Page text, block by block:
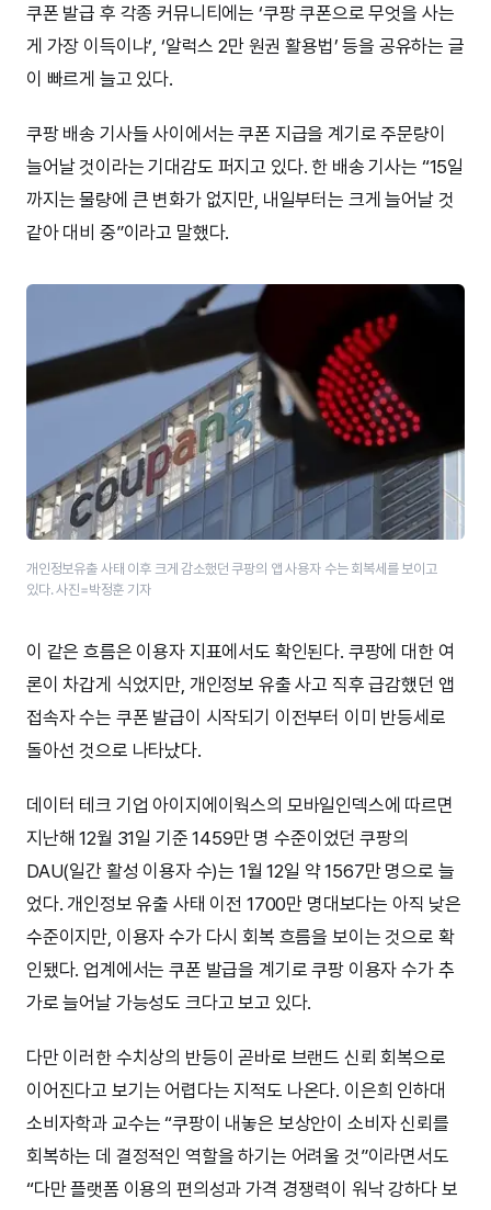
쿠폰 발급 후 각종 커뮤니티에는 ‘쿠팡 쿠폰으로 무엇을 사는
게 가장 이득이냐’, ‘알럭스 2만 원권 활용법’ 등을 공유하는 글
이 빠르게 늘고 있다.
쿠팡 배송 기사들 사이에서는 쿠폰 지급을 계기로 주문량이
늘어날 것이라는 기대감도 퍼지고 있다. 한 배송 기사는 “15일
까지는 물량에 큰 변화가 없지만, 내일부터는 크게 늘어날 것
같아 대비 중”이라고 말했다.
개인정보유출 사태 이후 크게 감소했던 쿠팡의 앱 사용자 수는 회복세를 보이고
있다. 사진=박정훈 기자
이 같은 흐름은 이용자 지표에서도 확인된다. 쿠팡에 대한 여
론이 차갑게 식었지만, 개인정보 유출 사고 직후 급감했던 앱
접속자 수는 쿠폰 발급이 시작되기 이전부터 이미 반등세로
돌아선 것으로 나타났다.
데이터 테크 기업 아이지에이웍스의 모바일인덱스에 따르면
지난해 12월 31일 기준 1459만 명 수준이었던 쿠팡의
DAU(일간 활성 이용자 수)는 1월 12일 약 1567만 명으로 늘
었다. 개인정보 유출 사태 이전 1700만 명대보다는 아직 낮은
수준이지만, 이용자 수가 다시 회복 흐름을 보이는 것으로 확
인됐다. 업계에서는 쿠폰 발급을 계기로 쿠팡 이용자 수가 추
가로 늘어날 가능성도 크다고 보고 있다.
다만 이러한 수치상의 반등이 곧바로 브랜드 신뢰 회복으로
이어진다고 보기는 어렵다는 지적도 나온다. 이은희 인하대
소비자학과 교수는 “쿠팡이 내놓은 보상안이 소비자 신뢰를
회복하는 데 결정적인 역할을 하기는 어려울 것”이라면서도
“다만 플랫폼 이용의 편의성과 가격 경쟁력이 워낙 강하다 보